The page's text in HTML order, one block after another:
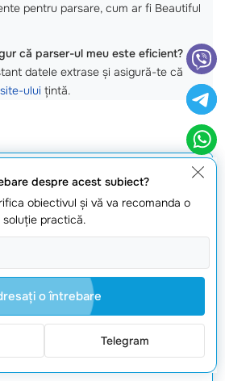
pentru parsare, cum ar fi Beautiful
că parser-ul meu este eficient?
datele extrase și asigură-te că
ului țintă.
o ofertă
despre acest subiect?
obiectivul şi vă va recomanda o
soluţie practică.
o întrebare
Telegram